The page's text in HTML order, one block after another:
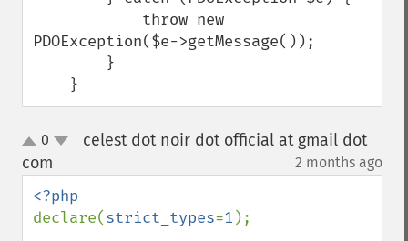
PDOException($e->getMessage());
    }
up0
celest dot noir dot official at gmail dot
com
2 months ago
declare(strict_types=1 );